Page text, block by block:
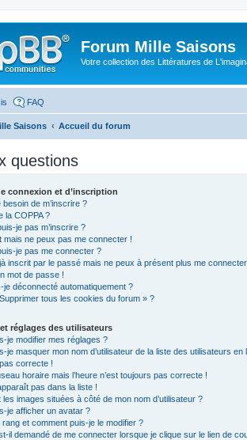
Forum Mille Saisons
Votre collection des Littératures de
FAQ
Saisons Accueil du forum
questions
connexion et d’inscription
besoin de m’inscrire ?
la COPPA ?
je pas m’inscrire ?
mais ne peux pas me connecter !
je pas me connecter ?
inscrit par le passé mais ne peux à présent plus me
mot de passe !
je déconnecté automatiquement ?
tous les cookies du forum » ?
réglages des utilisateurs
je modifier mes réglages ?
je masquer mon nom d’utilisateur de la liste des utilisateurs en
pas correcte !
horaire mais l’heure n’est toujours pas correcte !
pas dans la liste !
les images situées à côté de mon nom d’utilisateur ?
je afficher un avatar ?
et comment puis-je le modifier ?
il demandé de me connecter lorsque je clique sur le lien de